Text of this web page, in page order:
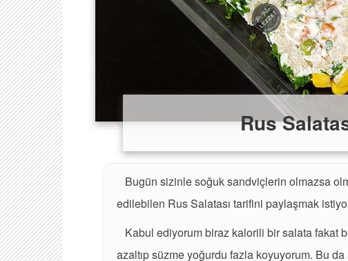
Rus
Bugün sizinle soğuk sandviçlerin olmazsa
edilebilen Rus Salatası tarifini paylaşmak
Kabul ediyorum biraz kalorili bir salata fakat
azaltıp süzme yoğurdu fazla koyuyorum. Bu da